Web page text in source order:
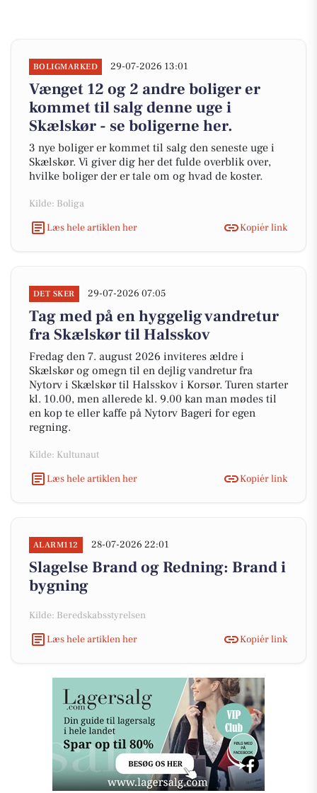
BOLIGMARKED 29-07-2026 13:01
Vænget 12 og 2 andre boliger er
kommet til salg denne uge i
Skælskør - se boligerne her.
3 nye boliger er kommet til salg den seneste uge i
Skælskør. Vi giver dig her det fulde overblik over,
hvilke boliger der er tale om og hvad de koster.
Kilde: Boliga
Læs hele artiklen her
Kopiér link
DET SKER 29-07-2026 07:05
Tag med på en hyggelig vandretur
fra Skælskør til Halsskov
Fredag den 7. august 2026 inviteres ældre i
Skælskør og omegn til en dejlig vandretur fra
Nytorv i Skælskør til Halsskov i Korsør. Turen starter
kl. 10.00, men allerede kl. 9.00 kan man mødes til
en kop te eller kaffe på Nytorv Bageri for egen
regning.
Kilde: Kultunaut
Læs hele artiklen her
Kopiér link
ALARM112 28-07-2026 22:01
Slagelse Brand og Redning: Brand i
bygning
Kilde: Beredskabsstyrelsen
Læs hele artiklen her
Kopiér link